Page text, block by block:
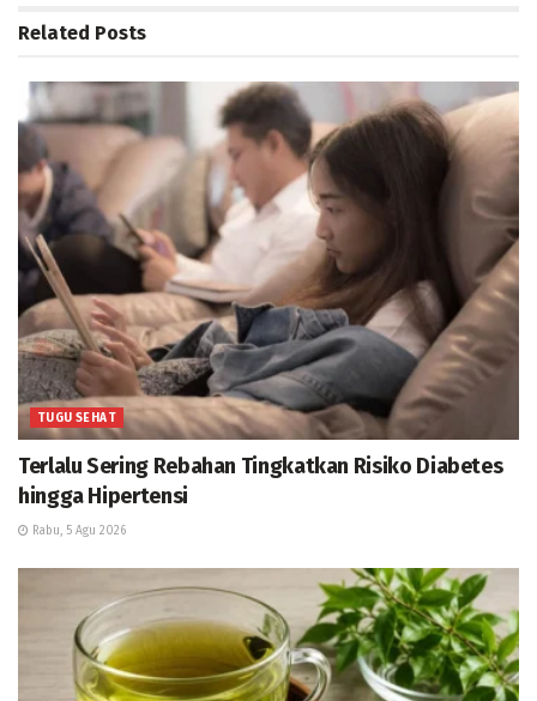
Related Posts
TUGU SEHAT
Terlalu Sering Rebahan Tingkatkan Risiko Diabetes
hingga Hipertensi
Rabu, 5 Agu 2026